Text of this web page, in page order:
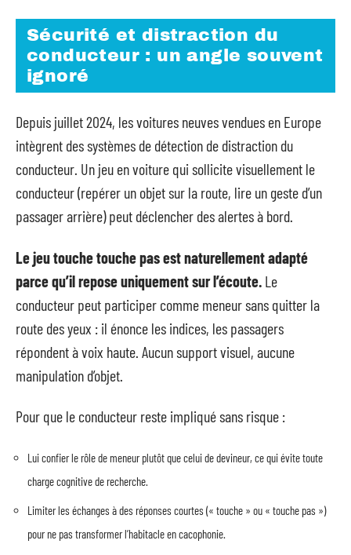
Sécurité et distraction du
conducteur : un angle souvent
ignoré
Depuis juillet 2024, les voitures neuves vendues en Europe
intègrent des systèmes de détection de distraction du
conducteur. Un jeu en voiture qui sollicite visuellement le
conducteur (repérer un objet sur la route, lire un geste d’un
passager arrière) peut déclencher des alertes à bord.
Le jeu touche touche pas est naturellement adapté
parce qu’il repose uniquement sur l’écoute. Le
conducteur peut participer comme meneur sans quitter la
route des yeux : il énonce les indices, les passagers
répondent à voix haute. Aucun support visuel, aucune
manipulation d’objet.
Pour que le conducteur reste impliqué sans risque :
Lui confier le rôle de meneur plutôt que celui de devineur, ce qui évite toute
charge cognitive de recherche.
Limiter les échanges à des réponses courtes (« touche » ou « touche pas »)
pour ne pas transformer l’habitacle en cacophonie.